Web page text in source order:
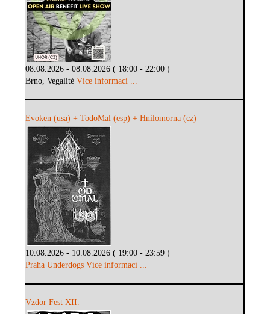
08.08.2026 - 08.08.2026 ( 18:00 - 22:00 )
Brno, VegalitéVíce informací ...
Evoken (usa) + TodoMal (esp) + Hnilomorna (cz)
10.08.2026 - 10.08.2026 ( 19:00 - 23:59 )
Praha Underdogs Více informací ...
Vzdor Fest XII.